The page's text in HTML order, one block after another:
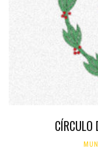
CÍRCULO